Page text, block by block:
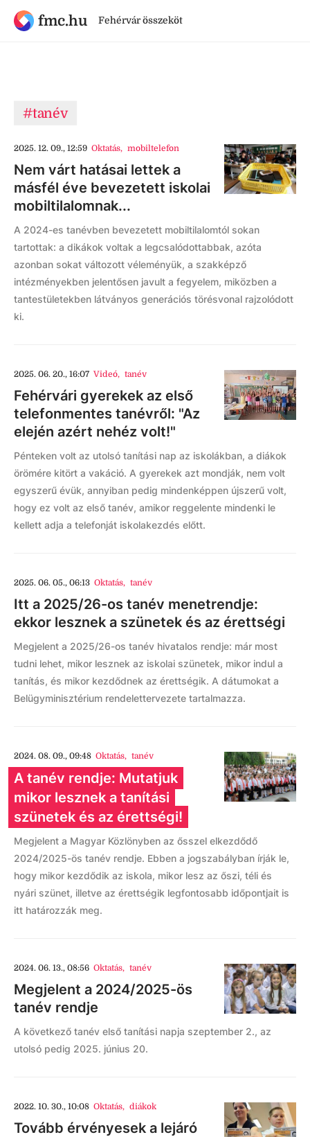
fmc.hu Fehérvár összeköt
#tanév
2025. 12. 09., 12:59 Oktatás, mobiltelefon
Nem várt hatásai lettek a
másfél éve bevezetett iskolai
mobiltilalomnak...
A 2024-es tanévben bevezetett mobiltilalomtól sokan
tartottak: a dikákok voltak a legcsalódottabbak, azóta
azonban sokat változott véleményük, a szakképző
intézményekben jelentősen javult a fegyelem, miközben a
tantestületekben látványos generációs törésvonal rajzolódott
ki.
2025. 06. 20., 16:07 Videó, tanév
Fehérvári gyerekek az első
telefonmentes tanévről: "Az
elején azért nehéz volt!"
Pénteken volt az utolsó tanítási nap az iskolákban, a diákok
örömére kitört a vakáció. A gyerekek azt mondják, nem volt
egyszerű évük, annyiban pedig mindenképpen újszerű volt,
hogy ez volt az első tanév, amikor reggelente mindenki le
kellett adja a telefonját iskolakezdés előtt.
2025. 06. 05., 06:13 Oktatás, tanév
Itt a 2025/26-os tanév menetrendje:
ekkor lesznek a szünetek és az érettségi
Megjelent a 2025/26-os tanév hivatalos rendje: már most
tudni lehet, mikor lesznek az iskolai szünetek, mikor indul a
tanítás, és mikor kezdődnek az érettségik. A dátumokat a
Belügyminisztérium rendelettervezete tartalmazza.
2024. 08. 09., 09:48 Oktatás, tanév
A tanév rendje: Mutatjuk
mikor lesznek a tanítási
szünetek és az érettségi!
Megjelent a Magyar Közlönyben az ősszel elkezdődő
2024/2025-ös tanév rendje. Ebben a jogszabályban írják le,
hogy mikor kezdődik az iskola, mikor lesz az őszi, téli és
nyári szünet, illetve az érettségik legfontosabb időpontjait is
itt határozzák meg.
2024. 06. 13., 08:56 Oktatás, tanév
Megjelent a 2024/2025-ös
tanév rendje
A következő tanév első tanítási napja szeptember 2., az
utolsó pedig 2025. június 20.
2022. 10. 30., 10:08 Oktatás, diákok
Tovább érvényesek a lejáró